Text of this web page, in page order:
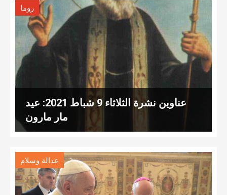
روما
عناوين نشرة الثلاثاء 9 شباط 2021: عيد
مار مارون
عدالة وسلام